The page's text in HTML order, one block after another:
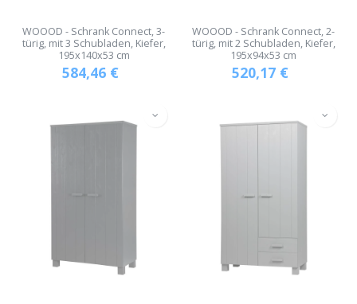
WOOOD - Schrank Connect, 3-
türig, mit 3 Schubladen, Kiefer,
195x140x53 cm
584,46 €
WOOOD - Schrank Connect, 2-
türig, mit 2 Schubladen, Kiefer,
195x94x53 cm
520,17 €